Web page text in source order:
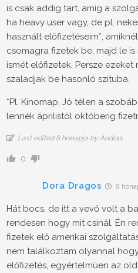
is csak addig tart, amíg a
ha heavy user vagy, de pl.
használt előfizetéseim*,
csomagra fizetek be, majd le
ismét előfizetek. Persze
szaladjak be hasonló szituba.
*Pl. Kinomap. Jó télen a
lennék áprilistól októberig
Last edited 8 hónapja by Andras
0
Dora Dragos 8
Hát bocs, de itt a vevő volt a
rendesen hogy mit csinál. Én
fizetek elő amerikai
nem találkoztam olyannal
előfizetés, egyértelműen az